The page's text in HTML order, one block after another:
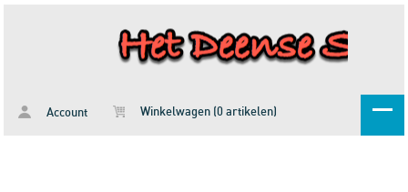
Account Winkelwagen (0 artikelen)